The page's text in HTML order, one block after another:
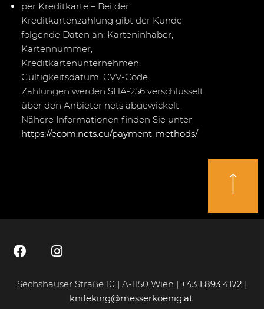
per Kreditkarte – Bei der
Kreditkartenzahlung gibt der Kunde
folgende Daten an: Karteninhaber,
Kartennummer,
Kreditkartenunternehmen,
Gültigkeitsdatum, CVV-Code.
Zahlungen werden SHA-256 verschlüsselt
über den Anbieter nets abgewickelt.
Nähere Informationen finden Sie unter
https://ecom.nets.eu/payment-methods/
Sechshauser Straße 10 | A-1150 Wien | +43 1 893 4172 |
knifeking@messerkoenig.at